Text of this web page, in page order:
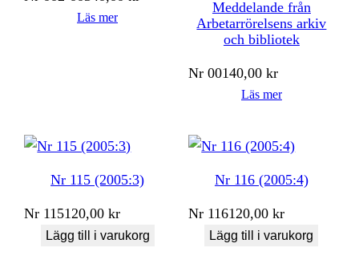
Läs mer
Meddelande från
Arbetarrörelsens arkiv
och bibliotek
Nr 00140,00kr
Läs mer
Nr 115 (2005:3)
Nr 115120,00kr
Lägg till i varukorg
Nr 116 (2005:4)
Nr 116120,00kr
Lägg till i varukorg